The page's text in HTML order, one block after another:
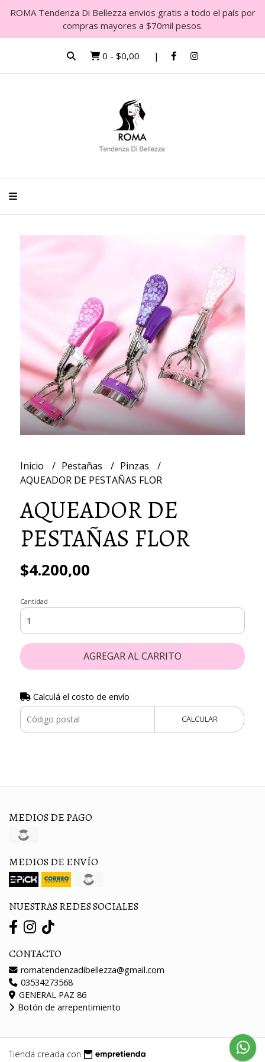
ROMA Tendenza Di Bellezza envios gratis a todo el país por
compras mayores a $70mil pesos.
0 - $0,00
Inicio Pestañas
Pinzas
AQUEADOR DE PESTAÑAS FLOR
AQUEADOR DE
PESTAÑAS FLOR
$4.200,00
Cantidad
AGREGAR AL CARRITO
Calculá el costo de envío
CALCULAR
MEDIOS DE PAGO
MEDIOS DE ENVÍO
NUESTRAS REDES SOCIALES
CONTACTO
romatendenzadibellezza@gmail.com
03534273568
GENERAL PAZ 86
Botón de arrepentimiento
Tienda creada con